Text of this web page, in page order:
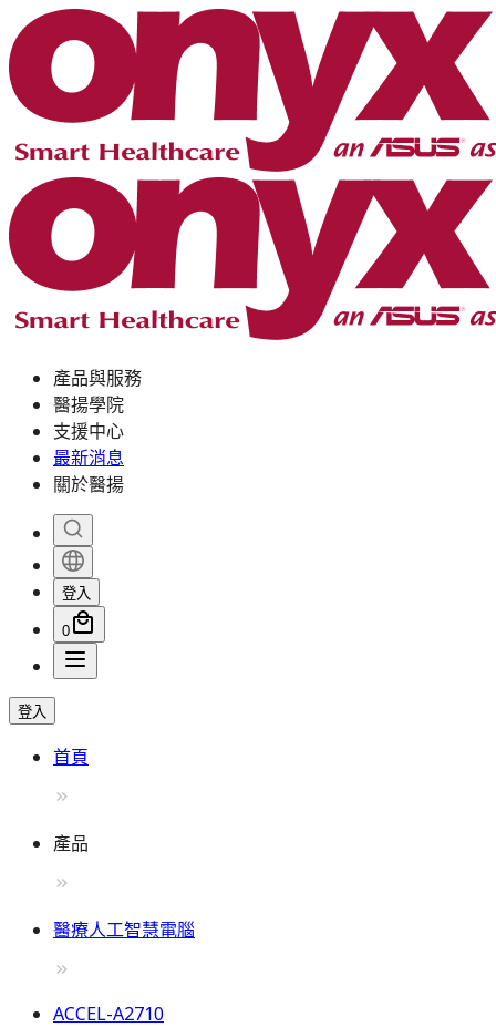
產品與服務
醫揚學院
支援中心
最新消息
關於醫揚
登入
0
登入
首頁
產品
醫療人工智慧電腦
ACCEL-A2710